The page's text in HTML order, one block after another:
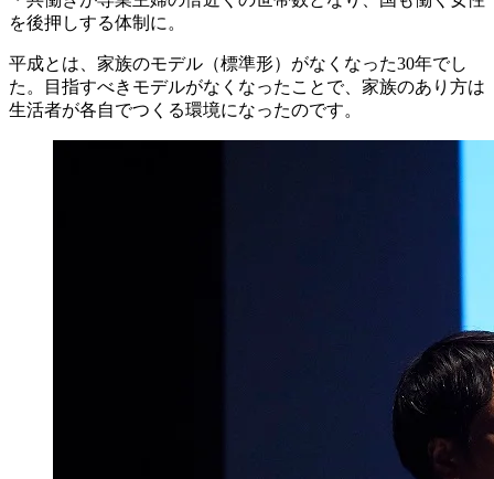
を後押しする体制に。
平成とは、家族のモデル（標準形）がなくなった30年でし
た。目指すべきモデルがなくなったことで、家族のあり方は
生活者が各自でつくる環境になったのです。